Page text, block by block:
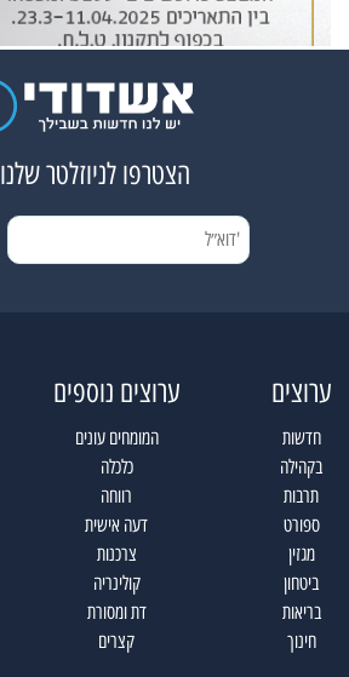
הצטרפו לניוזלטר שלנו
ערוצים
חדשות
בקהילה
תרבות
ספורט
מגזין
ביטחון
בריאות
חינוך
ערוצים נוספים
המומחים עונים
כלכלה
רווחה
דעה אישית
צרכנות
קולינריה
דת ומסורת
קצרים